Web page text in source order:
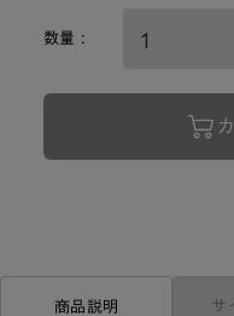
数量 :
商品説明 サ